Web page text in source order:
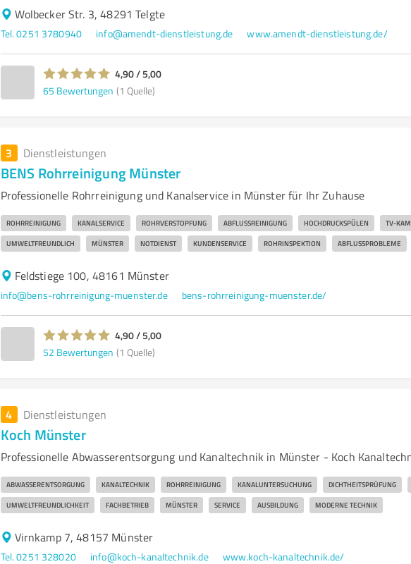
Wolbecker Str. 3, 48291 Telgte
Tel. 0251 3780940 info@amendt-dienstleistung.de www.amendt-dienstleistung.de/
4,90 / 5,00
65 Bewertungen (1 Quelle)
3 Dienstleistungen
BENS Rohrreinigung Münster
Professionelle Rohrreinigung und Kanalservice in Münster für Ihr Zuhause
ROHRREINIGUNG KANALSERVICE ROHRVERSTOPFUNG ABFLUSSREINIGUNG HOCHDRUCKSPÜLEN TV-
UMWELTFREUNDLICH MÜNSTER NOTDIENST KUNDENSERVICE ROHRINSPEKTION ABFLUSSPROBLEME
Feldstiege 100, 48161 Münster
info@bens-rohrreinigung-muenster.de bens-rohrreinigung-muenster.de/
4,90 / 5,00
52 Bewertungen (1 Quelle)
4 Dienstleistungen
Koch Münster
Professionelle Abwasserentsorgung und Kanaltechnik in Münster - Koch
ABWASSERENTSORGUNG KANALTECHNIK ROHRREINIGUNG KANALUNTERSUCHUNG DICHTHEITSPRÜFUNG
UMWELTFREUNDLICHKEIT FACHBETRIEB MÜNSTER SERVICE AUSBILDUNG MODERNE TECHNIK
Virnkamp 7, 48157 Münster
Tel. 0251 328020 info@koch-kanaltechnik.de www.koch-kanaltechnik.de/